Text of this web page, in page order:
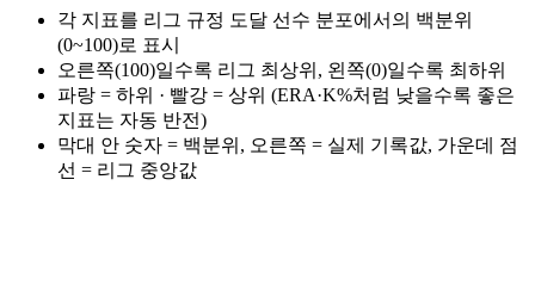
각 지표를 리그 규정 도달 선수 분포에서의 백분위
(0~100)로 표시
오른쪽(100)일수록 리그 최상위, 왼쪽(0)일수록 최하위
파랑 = 하위 · 빨강 = 상위 (ERA·K%처럼 낮을수록 좋은
지표는 자동 반전)
막대 안 숫자 = 백분위, 오른쪽 = 실제 기록값, 가운데 점
선 = 리그 중앙값